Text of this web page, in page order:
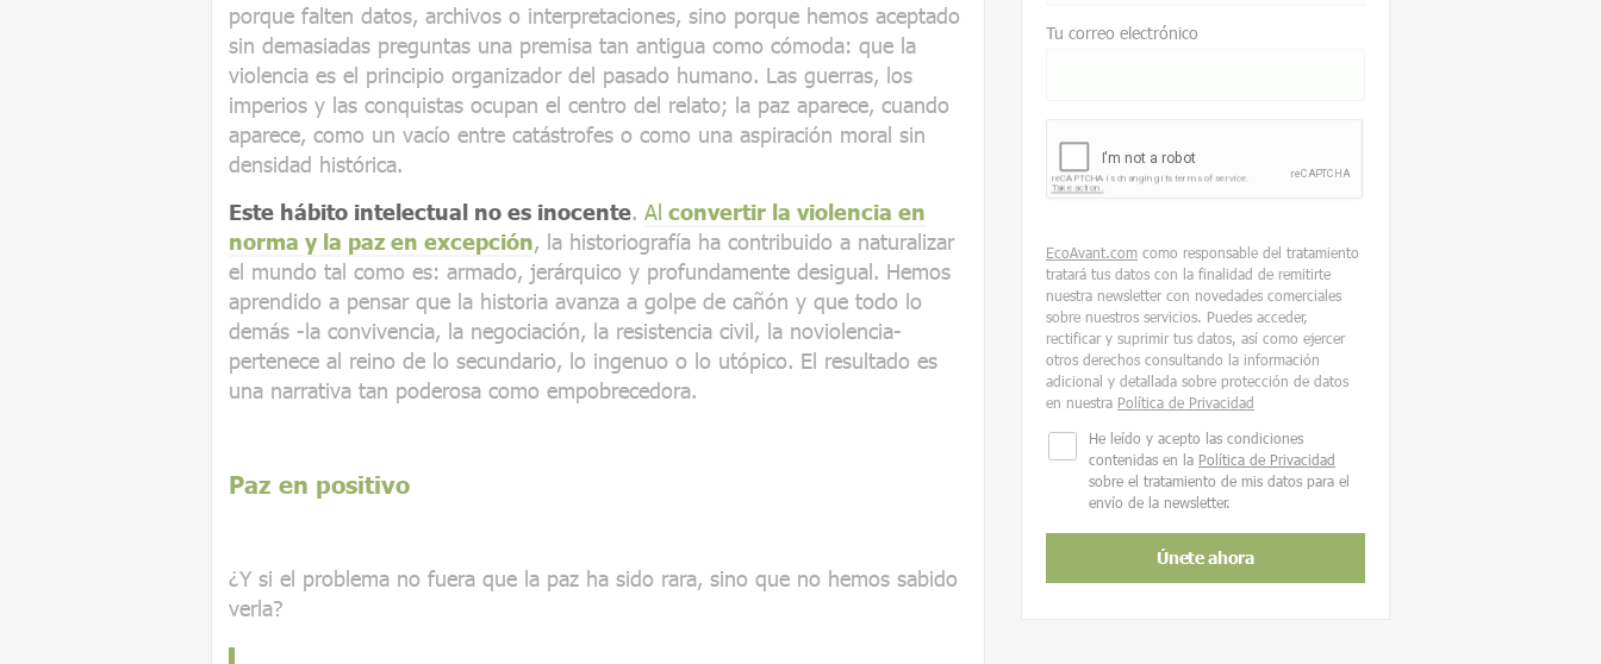
porque falten datos, archivos o interpretaciones, sino porque hemos aceptado
sin demasiadas preguntas una premisa tan antigua como cómoda: que la
violencia es el principio organizador del pasado humano. Las guerras, los
imperios y las conquistas ocupan el centro del relato; la paz aparece, cuando
aparece, como un vacío entre catástrofes o como una aspiración moral sin
densidad histórica.
Este hábito intelectual no es inocente. Al convertir la violencia en
norma y la paz en excepción, la historiografía ha contribuido a naturalizar
el mundo tal como es: armado, jerárquico y profundamente desigual. Hemos
aprendido a pensar que la historia avanza a golpe de cañón y que todo lo
demás -la convivencia, la negociación, la resistencia civil, la noviolencia-
pertenece al reino de lo secundario, lo ingenuo o lo utópico. El resultado es
una narrativa tan poderosa como empobrecedora.
Paz en positivo
¿Y si el problema no fuera que la paz ha sido rara, sino que no hemos sabido
verla?
Tu correo electrónico
EcoAvant.com como responsable del tratamiento
tratará tus datos con la finalidad de remitirte
nuestra newsletter con novedades comerciales
sobre nuestros servicios. Puedes acceder,
rectificar y suprimir tus datos, así como ejercer
otros derechos consultando la información
adicional y detallada sobre protección de datos
en nuestra Política de Privacidad
He leído y acepto las condiciones
contenidas en la Política de Privacidad
sobre el tratamiento de mis datos para el
envío de la newsletter.